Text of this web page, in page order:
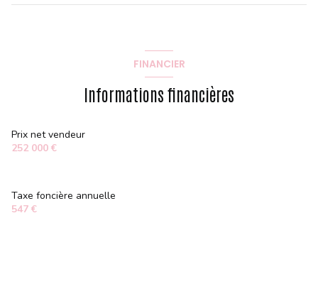
FINANCIER
Informations financières
Prix net vendeur
252 000 €
Taxe foncière annuelle
547 €